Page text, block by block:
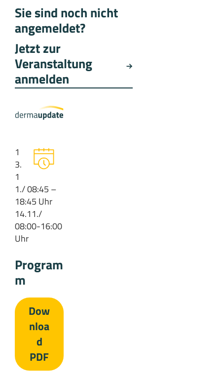
Sie sind noch nicht
angemeldet?
Jetzt zur
Veranstaltung
anmelden
1
3.
1
1./ 08:45 –
18:45 Uhr
14.11./
08:00-16:00
Uhr
Program
m
Dow
nloa
d
PDF